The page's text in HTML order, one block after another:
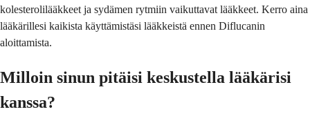
kolesterolilääkkeet ja sydämen rytmiin vaikuttavat lääkkeet. Kerro aina
lääkärillesi kaikista käyttämistäsi lääkkeistä ennen Diflucanin
aloittamista.
Milloin sinun pitäisi keskustella lääkärisi
kanssa?